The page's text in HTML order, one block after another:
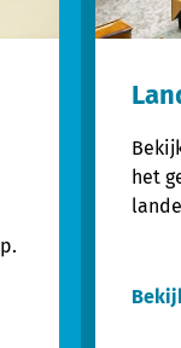
het